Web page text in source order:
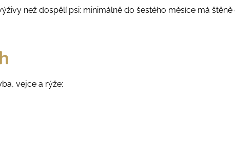
než dospělí psi: minimálně do šestého měsíce má
vejce a rýže;